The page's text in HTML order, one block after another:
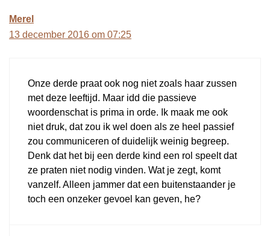
Merel
13 december 2016 om 07:25
Onze derde praat ook nog niet zoals haar zussen
met deze leeftijd. Maar idd die passieve
woordenschat is prima in orde. Ik maak me ook
niet druk, dat zou ik wel doen als ze heel passief
zou communiceren of duidelijk weinig begreep.
Denk dat het bij een derde kind een rol speelt dat
ze praten niet nodig vinden. Wat je zegt, komt
vanzelf. Alleen jammer dat een buitenstaander je
toch een onzeker gevoel kan geven, he?